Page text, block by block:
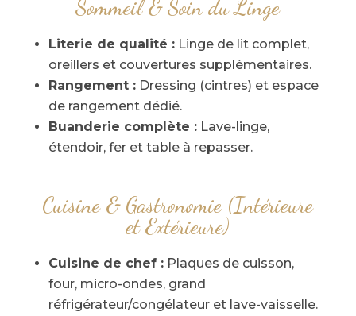
Sommeil & Soin du Linge
Literie de qualité :Linge de lit complet,
oreillers et couvertures supplémentaires.
Rangement :Dressing (cintres) et espace
de rangement dédié.
Buanderie complète :Lave-linge,
étendoir, fer et table à repasser.
Cuisine & Gastronomie (Intérieure
et Extérieure)
Cuisine de chef :Plaques de cuisson,
four, micro-ondes, grand
réfrigérateur/congélateur et lave-vaisselle.